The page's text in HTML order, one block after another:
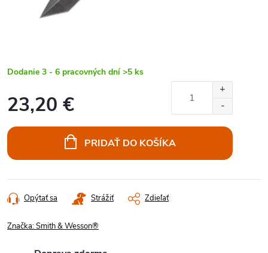
Dodanie 3 - 6 pracovných dní >5 ks
23,20 €
cena:
PRIDAŤ DO KOŠÍKA
Opýtať sa Strážiť Zdieľať
Značka:Smith & Wesson®